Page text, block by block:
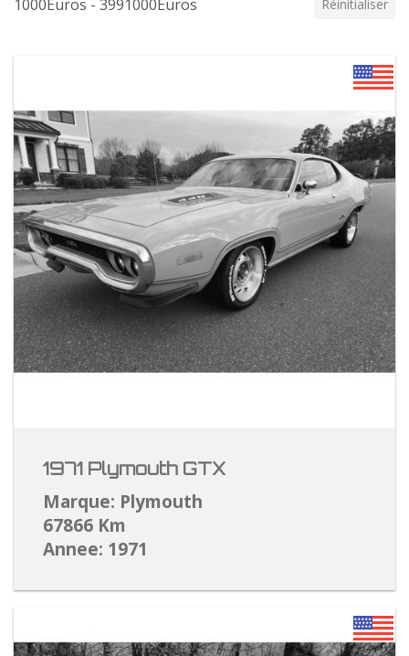
1000Euros - 3991000Euros Réinitialiser
1971 Plymouth GTX
Marque: Plymouth
67866 Km
Annee: 1971